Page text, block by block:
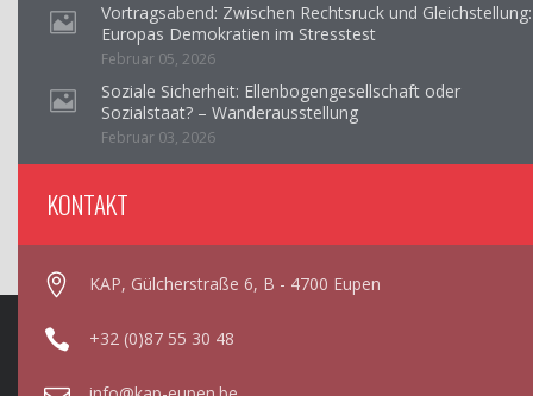
Vortragsabend: Zwischen Rechtsruck und Gleichstellung:
Europas Demokratien im Stresstest
Februar 05, 2026
Soziale Sicherheit: Ellenbogengesellschaft oder
Sozialstaat? – Wanderausstellung
Februar 03, 2026
KONTAKT
KAP, Gülcherstraße 6, B - 4700 Eupen
+32 (0)87 55 30 48